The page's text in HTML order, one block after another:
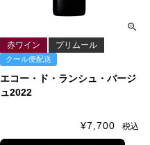
エコー・ド・ランシュ・バージ
ュ2022
赤ワイン プリムール
クール便配送
¥7,700 税込